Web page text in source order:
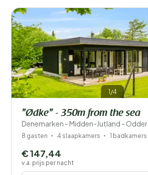
1/4
"Ødke" - 350m from the sea
Denemarken - Midden-Jutland - Odder
8 gasten 4 slaapkamers 1 badkamers
€ 147,44
v.a. prijs per nacht